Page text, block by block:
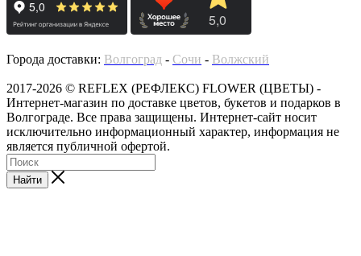
Города доставки: Волгоград - Сочи - Волжский
2017-2026 © REFLEX (РЕФЛЕКС) FLOWER (ЦВЕТЫ) -
Интернет-магазин по доставке цветов, букетов и подарков в
Волгограде. Все права защищены. Интернет-сайт носит
исключительно информационный характер, информация не
является публичной офертой.
Найти